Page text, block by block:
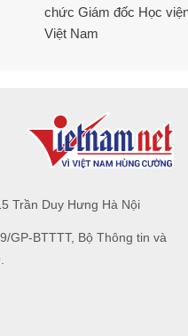
chức Giám đốc Học
Việt Nam
Trần Duy Hưng Hà Nội
GP-BTTTT, Bộ Thông tin và